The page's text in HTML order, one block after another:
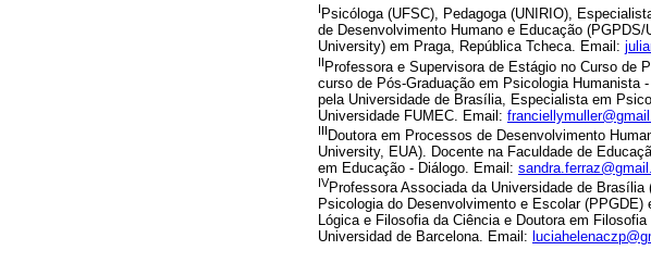
I Psicóloga (UFSC), Pedagoga (UNIRIO),
de Desenvolvimento Humano e Educação
University) em Praga, República Tcheca. Email:
IIProfessora e Supervisora de Estágio no Curso de
curso de Pós-Graduação em Psicologia Humanista
pela Universidade de Brasília, Especialista em
Universidade FUMEC. Email:
III Doutora em Processos de Desenvolvimento
University, EUA). Docente na Faculdade de
em Educação - Diálogo. Email:
IVProfessora Associada da Universidade de
Psicologia do Desenvolvimento e Escolar
Lógica e Filosofia da Ciência e Doutora em
Universidad de Barcelona. Email: